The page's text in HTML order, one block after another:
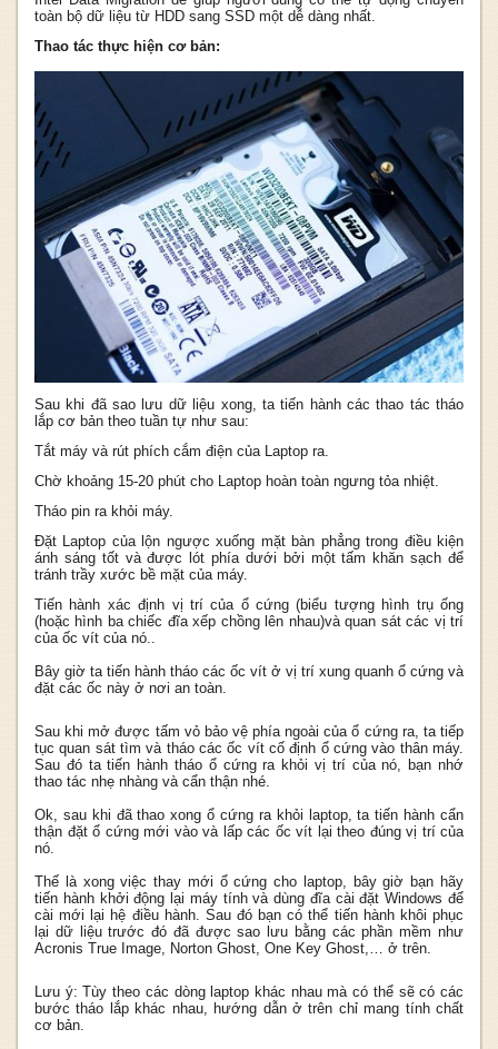
toàn bộ dữ liệu từ HDD sang SSD một dễ dàng nhất.
Thao tác thực hiện cơ bản:
Sau khi đã sao lưu dữ liệu xong, ta tiến hành các thao tác tháo
lắp cơ bản theo tuần tự như sau:
Tắt máy và rút phích cắm điện của Laptop ra.
Chờ khoảng 15-20 phút cho Laptop hoàn toàn ngưng tỏa nhiệt.
Tháo pin ra khỏi máy.
Đặt Laptop của lộn ngược xuống mặt bàn phẳng trong điều kiện
ánh sáng tốt và được lót phía dưới bởi một tấm khăn sạch để
tránh trầy xước bề mặt của máy.
Tiến hành xác định vị trí của ổ cứng (biểu tượng hình trụ ống
(hoặc hình ba chiếc đĩa xếp chồng lên nhau)và quan sát các vị trí
của ốc vít của nó..
Bây giờ ta tiến hành tháo các ốc vít ở vị trí xung quanh ổ cứng và
đặt các ốc này ở nơi an toàn.
Sau khi mở được tấm vỏ bảo vệ phía ngoài của ổ cứng ra, ta tiếp
tục quan sát tìm và tháo các ốc vít cố định ổ cứng vào thân máy.
Sau đó ta tiến hành tháo ổ cứng ra khỏi vị trí của nó, bạn nhớ
thao tác nhẹ nhàng và cẩn thận nhé.
Ok, sau khi đã thao xong ổ cứng ra khỏi laptop, ta tiến hành cẩn
thận đặt ổ cứng mới vào và lấp các ốc vít lại theo đúng vị trí của
nó.
Thế là xong việc thay mới ổ cứng cho laptop, bây giờ bạn hãy
tiến hành khởi động lại máy tính và dùng đĩa cài đặt Windows để
cài mới lại hệ điều hành. Sau đó bạn có thể tiến hành khôi phục
lại dữ liệu trước đó đã được sao lưu bằng các phần mềm như
Acronis True Image, Norton Ghost, One Key Ghost,… ở trên.
Lưu ý: Tùy theo các dòng laptop khác nhau mà có thể sẽ có các
bước tháo lắp khác nhau, hướng dẫn ở trên chỉ mang tính chất
cơ bản.